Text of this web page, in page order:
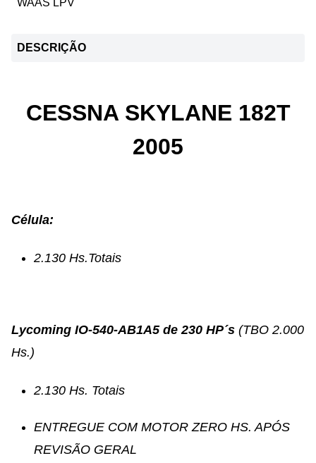
WAAS LPV
DESCRIÇÃO
CESSNA SKYLANE 182T
2005
Célula:
2.130 Hs.Totais
Lycoming IO-540-AB1A5 de 230 HP´s (TBO 2.000
Hs.)
2.130 Hs. Totais
ENTREGUE COM MOTOR ZERO HS. APÓS
REVISÃO GERAL